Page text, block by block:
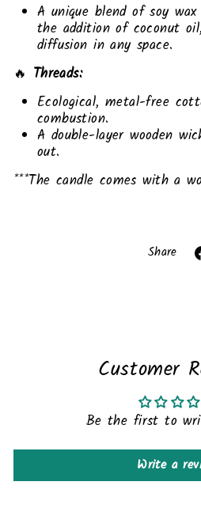
A unique blend of soy
the addition of coconut
diffusion in any space.
🔥 Threads:
Ecological, metal-free
combustion.
A double-layer wooden
out.
***The candle comes with a
invalid url
Share
Customer
Be the first to
Write a